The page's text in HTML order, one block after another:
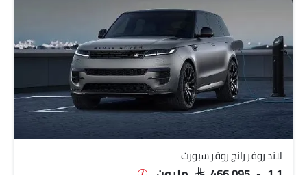
لاند روفر رانج روفر سبورت
SAR 466,095 - 1.1 مليون